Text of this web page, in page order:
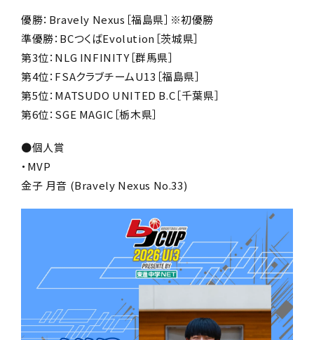
優勝：Bravely Nexus［福島県］※初優勝
準優勝：BCつくばEvolution ［茨城県］
第3位：NLG INFINITY［群馬県］
第4位：FSAクラブチームU13 ［福島県］
第5位：MATSUDO UNITED B.C［千葉県］
第6位：SGE MAGIC ［栃木県］
●個人賞
・MVP
金子 月音 (Bravely Nexus No.33)